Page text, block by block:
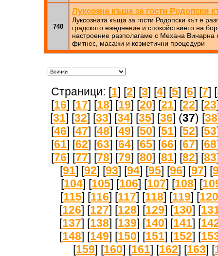
740
Луксозна къща за гости Родопски
Луксозната къща за гости Родопски кът е
градското ежедневие и спокойствието на
настроение разполагаме с Механа Винарна
фитнес, масажи и козметични процедури
Страници: [1] [2] [3] [4] [5] [6] [7] [
[16] [17] [18] [19] [20] [21] [22] [23
[31] [32] [33] [34] [35] [36] (37) [38
[46] [47] [48] [49] [50] [51] [52] [53
[61] [62] [63] [64] [65] [66] [67] [68
[76] [77] [78] [79] [80] [81] [82] [83
[91] [92] [93] [94] [95] [96] [97] [
[104] [105] [106] [107] [108] [
[115] [116] [117] [118] [119] [120
[126] [127] [128] [129] [130] [
[137] [138] [139] [140] [141] [
[148] [149] [150] [151] [152] [
[159] [160] [161] [162] [163] [